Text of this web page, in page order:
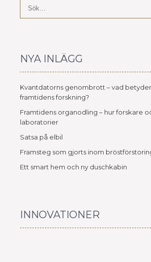
NYA INLÄGG
Kvantdatorns genombrott – vad
framtidens forskning?
Framtidens organodling – hur forskare
laboratorier
Satsa på elbil
Framsteg som gjorts inom
Ett smart hem och ny duschkabin
INNOVATIONER